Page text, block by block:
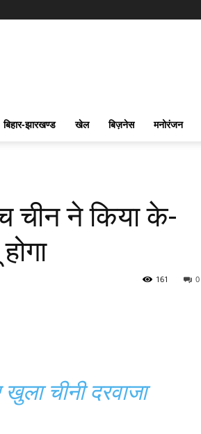
बिहार-झारखण्‍ड खेल बिज़नेस मनोरंजन
चीन ने किया के-
0
161
चीनी दरवाजा